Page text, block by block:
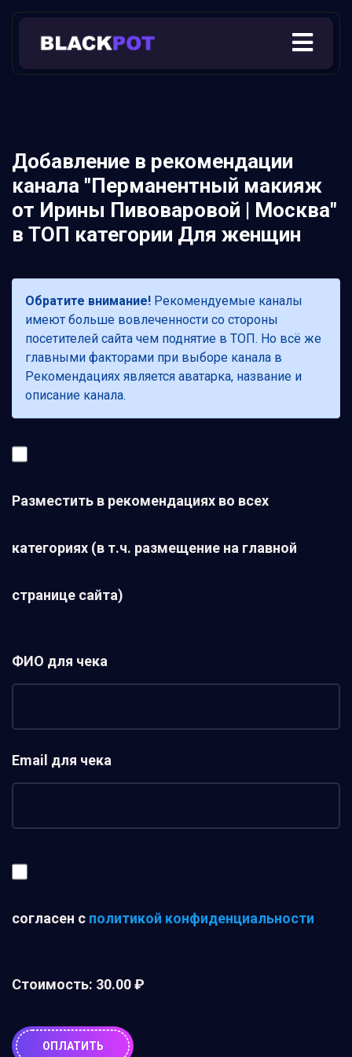
Добавление в рекомендации
канала "Перманентный макияж
от Ирины Пивоваровой | Москва"
в ТОП категории Для женщин
Обратите внимание! Рекомендуемые каналы
имеют больше вовлеченности со стороны
посетителей сайта чем поднятие в ТОП. Но всё же
главными факторами при выборе канала в
Рекомендациях является аватарка, название и
описание канала.
Разместить в рекомендациях во всех
категориях (в т.ч. размещение на главной
странице сайта)
ФИО для чека
Email для чека
согласен с политикой конфиденциальности
Стоимость: 30.00 ₽
ОПЛАТИТЬ